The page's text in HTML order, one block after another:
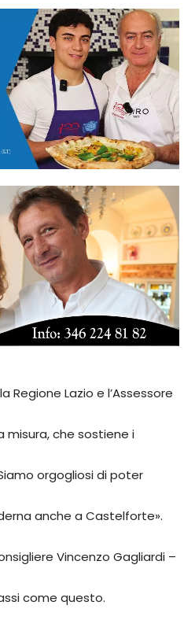
Regione Lazio e l’Assessore
che sostiene i
orgogliosi di poter
anche a Castelforte».
Vincenzo Gagliardi –
come questo.